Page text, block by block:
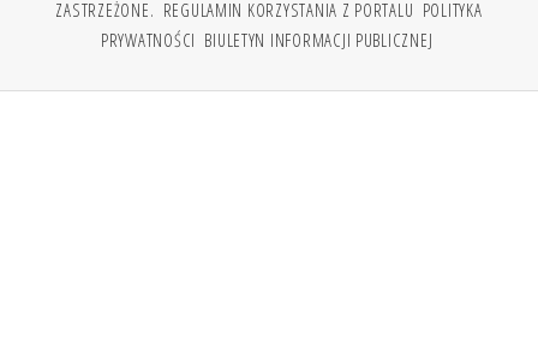
ZASTRZEŻONE. REGULAMIN KORZYSTANIA Z PORTALU POLITYKA
PRYWATNOŚCI BIULETYN INFORMACJI PUBLICZNEJ